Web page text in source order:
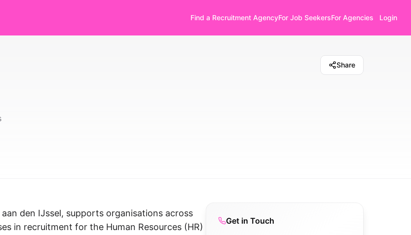
Find a Recruitment AgencyFor Job SeekersFor Agencies Login
Share
den IJssel, supports organisations across
in recruitment for the Human Resources (HR)
Get in Touch